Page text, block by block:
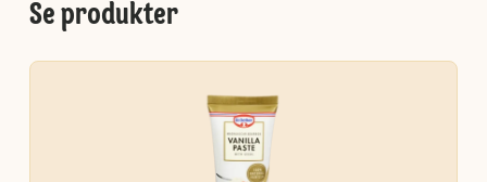
Se produkter